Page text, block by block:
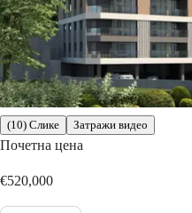
(10) Слике Затражи видео
Почетна цена
€520,000